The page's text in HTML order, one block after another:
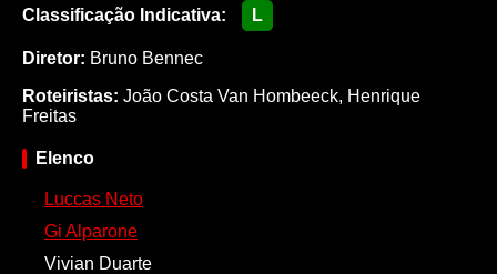
Classificação Indicativa: L
Diretor: Bruno Bennec
Roteiristas: João Costa Van Hombeeck, Henrique
Freitas
Elenco
Luccas Neto
Gi Alparone
Vivian Duarte